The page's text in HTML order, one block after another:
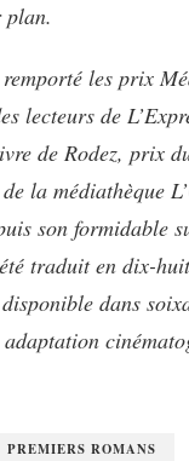
plan.
les prix
lecteurs de
de Rodez, prix
la médiathèque
son formidable
traduit en dix-
dans
PREMIERS ROMANS